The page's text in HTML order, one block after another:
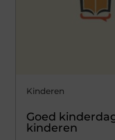
Kinderen
Goed
kinderen